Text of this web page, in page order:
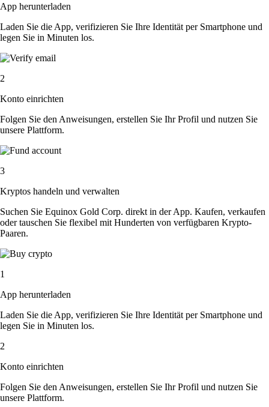
App herunterladen
Laden Sie die App, verifizieren Sie Ihre Identität per Smartphone und
legen Sie in Minuten los.
2
Konto einrichten
Folgen Sie den Anweisungen, erstellen Sie Ihr Profil und nutzen Sie
unsere Plattform.
3
Kryptos handeln und verwalten
Suchen Sie Equinox Gold Corp. direkt in der App. Kaufen, verkaufen
oder tauschen Sie flexibel mit Hunderten von verfügbaren Krypto-
Paaren.
1
App herunterladen
Laden Sie die App, verifizieren Sie Ihre Identität per Smartphone und
legen Sie in Minuten los.
2
Konto einrichten
Folgen Sie den Anweisungen, erstellen Sie Ihr Profil und nutzen Sie
unsere Plattform.